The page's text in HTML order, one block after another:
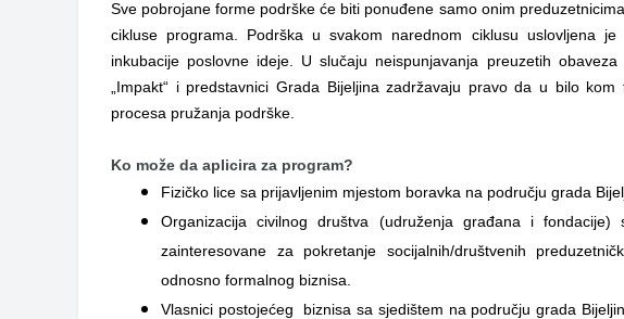
Sve pobrojane forme podrške će biti ponuđene samo onim
cikluse programa. Podrška u svakom narednom ciklusu uslovljena je
inkubacije poslovne ideje. U slučaju neispunjavanja preuzetih
„Impakt“ i predstavnici Grada Bijeljina zadržavaju pravo da u bilo
procesa pružanja podrške.
Ko može da aplicira za program?
Fizičko lice sa prijavljenim mjestom boravka na području grada
Organizacija civilnog društva (udruženja građana i fondacije)
zainteresovane za pokretanje socijalnih/društvenih
odnosno formalnog biznisa.
Vlasnici postojećeg biznisa sa sjedištem na području grada